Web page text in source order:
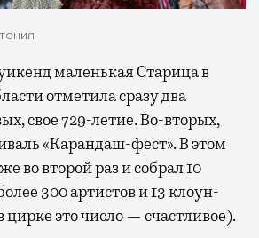
отметила сразу два
свое 729-летие. Во-вторых,
«Карандаш-фест». В этом
во второй раз и собрал 10
300 артистов и 13 клоун-
цирке это число — счастливое).